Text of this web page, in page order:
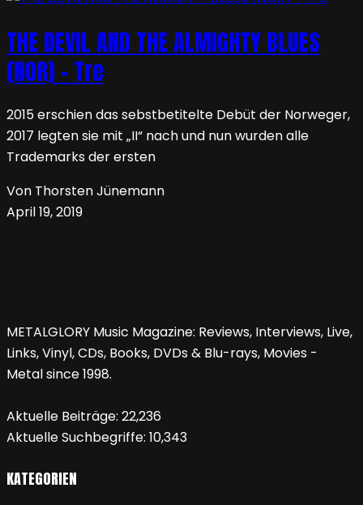
THE DEVIL AND THE ALMIGHTY BLUES
(NOR) – Tre
2015 erschien das sebstbetitelte Debüt der Norweger,
2017 legten sie mit „II“ nach und nun wurden alle
Trademarks der ersten
Von Thorsten Jünemann
April 19, 2019
METALGLORY Music Magazine: Reviews, Interviews, Live,
Links, Vinyl, CDs, Books, DVDs & Blu-rays, Movies -
Metal since 1998.
Aktuelle Beiträge: 22,236
Aktuelle Suchbegriffe: 10,343
KATEGORIEN